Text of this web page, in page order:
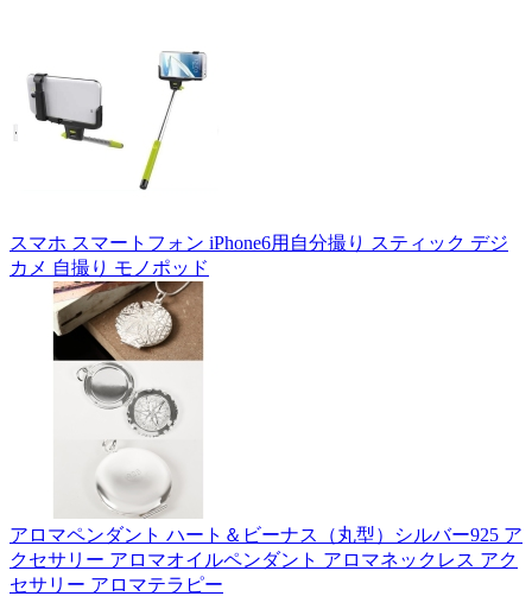
スマホ スマートフォン iPhone6用自分撮り スティック デジ
カメ 自撮り モノポッド
アロマペンダント ハート＆ビーナス（丸型）シルバー925 ア
クセサリー アロマオイルペンダント アロマネックレス アク
セサリー アロマテラピー